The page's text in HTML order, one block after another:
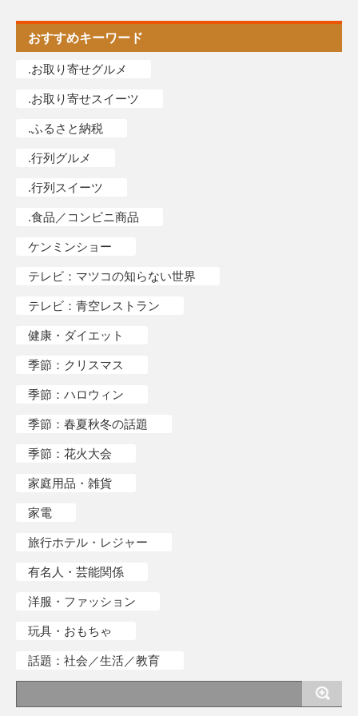
おすすめキーワード
.お取り寄せグルメ
.お取り寄せスイーツ
.ふるさと納税
.行列グルメ
.行列スイーツ
.食品／コンビニ商品
ケンミンショー
テレビ：マツコの知らない世界
テレビ：青空レストラン
健康・ダイエット
季節：クリスマス
季節：ハロウィン
季節：春夏秋冬の話題
季節：花火大会
家庭用品・雑貨
家電
旅行ホテル・レジャー
有名人・芸能関係
洋服・ファッション
玩具・おもちゃ
話題：社会／生活／教育